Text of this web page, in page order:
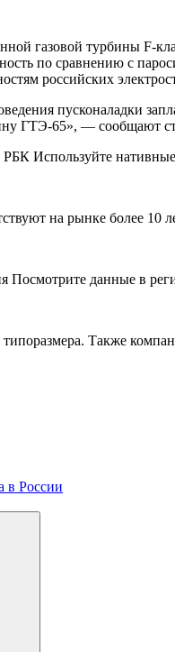
газовой турбины F-
по сравнению с
российских
пусконаладки
ГТЭ-65», — сообщают
Используйте
на рынке более 10
данные в
Также
в России